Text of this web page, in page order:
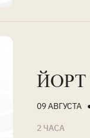
09 АВГУСТА
2 ЧАСА